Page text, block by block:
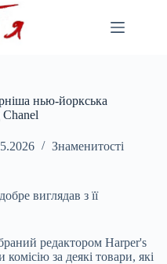
нью-йоркська
Chanel
Знаменитості
виглядав з її
редактором Harper's
комісію за деякі товари, які